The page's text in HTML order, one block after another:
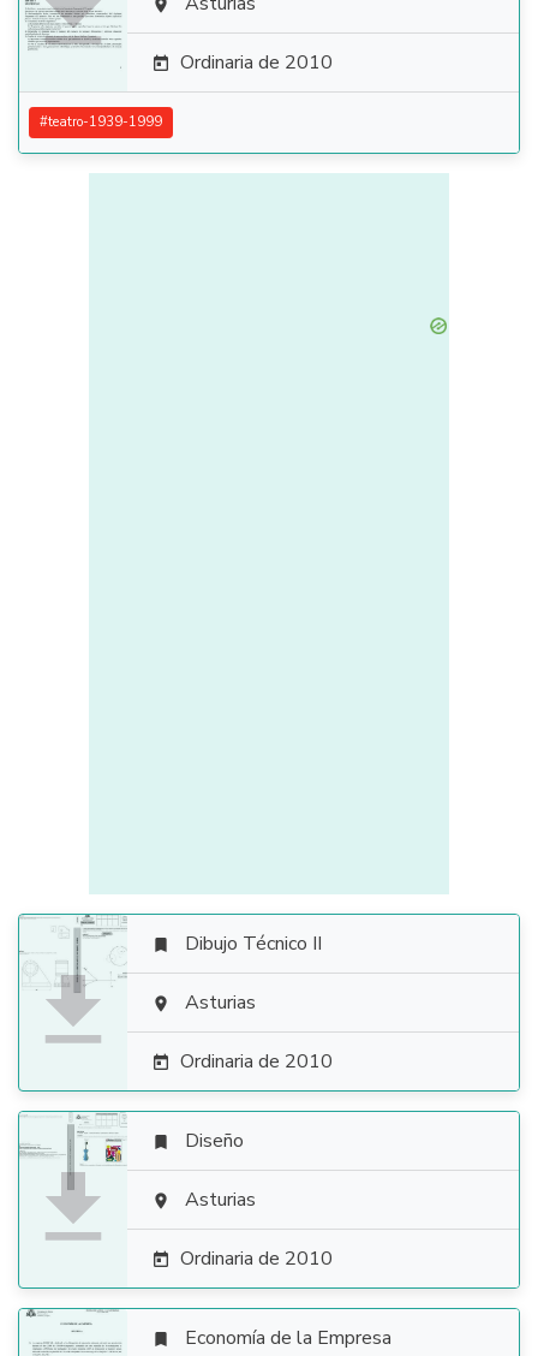

 Ordinaria de 2010
#teatro-1939-1999

 Dibujo Técnico II
 Asturias
 Ordinaria de 2010

 Diseño
 Asturias
 Ordinaria de 2010
 Economía de la Empresa